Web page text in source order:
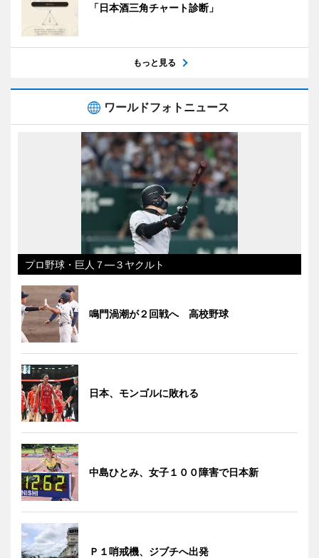
「日本酒三角チャート診断」
もっと見る
ワールドフォトニュース
プロ野球・巨人７―３ヤクルト
鳴門渦潮が２回戦へ 高校野球
日本、モンゴルに敗れる
中島ひとみ、女子１００障害で日本新
Ｐ１哨戒機、ジブチへ出発